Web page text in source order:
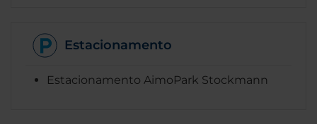
Estacionamento
Estacionamento AimoPark Stockmann